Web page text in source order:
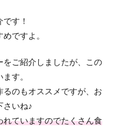
す！
ですよ。
ご紹介しましたが、この
す。
のもオススメですが、お
さいね♪
ていますのでたくさん食